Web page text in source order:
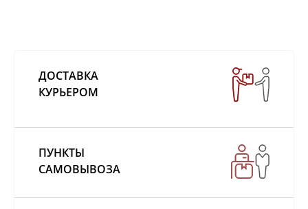
ДОСТАВКА
КУРЬЕРОМ
ПУНКТЫ
САМОВЫВОЗА